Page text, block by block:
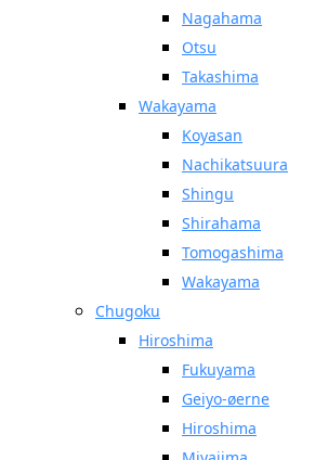
Nagahama
Otsu
Takashima
Wakayama
Koyasan
Nachikatsuura
Shingu
Shirahama
Tomogashima
Wakayama
Chugoku
Hiroshima
Fukuyama
Geiyo-øerne
Hiroshima